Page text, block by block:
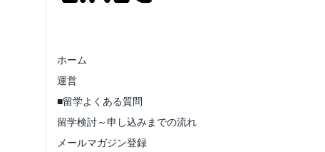
ホーム
運営
■留学よくある質問
留学検討～申し込みまでの流れ
メールマガジン登録